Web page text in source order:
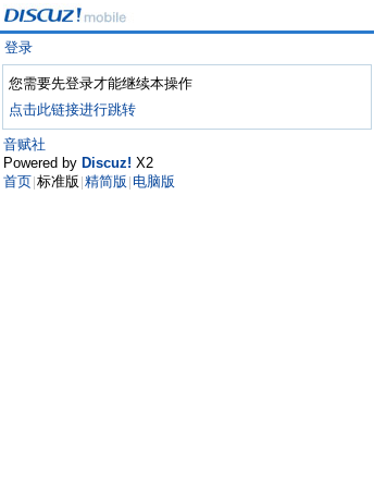
登录
您需要先登录才能继续本操作
点击此链接进行跳转
音赋社
Powered by Discuz! X2
首页 标准版 精简版 电脑版